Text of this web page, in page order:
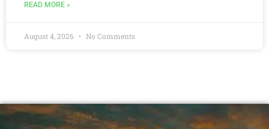
READ MORE »
August 4, 2026 No Comments